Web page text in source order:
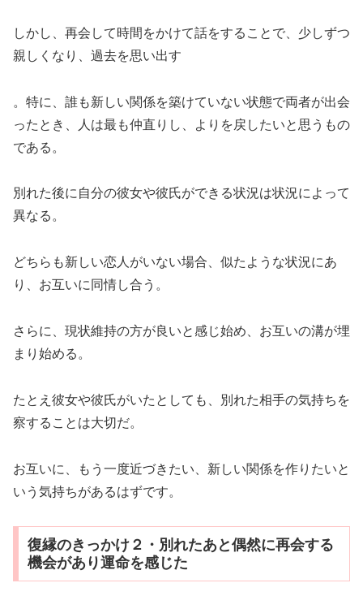
しかし、再会して時間をかけて話をすることで、少しずつ
親しくなり、過去を思い出す
。特に、誰も新しい関係を築けていない状態で両者が出会
ったとき、人は最も仲直りし、よりを戻したいと思うもの
である。
別れた後に自分の彼女や彼氏ができる状況は状況によって
異なる。
どちらも新しい恋人がいない場合、似たような状況にあ
り、お互いに同情し合う。
さらに、現状維持の方が良いと感じ始め、お互いの溝が埋
まり始める。
たとえ彼女や彼氏がいたとしても、別れた相手の気持ちを
察することは大切だ。
お互いに、もう一度近づきたい、新しい関係を作りたいと
いう気持ちがあるはずです。
復縁のきっかけ２・別れたあと偶然に再会する
機会があり運命を感じた